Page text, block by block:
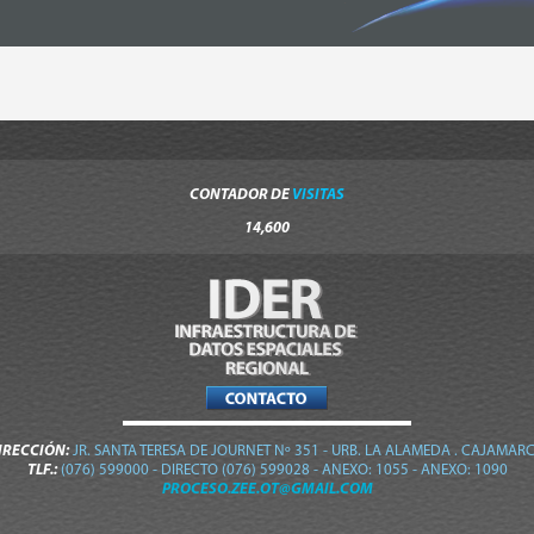
CONTADOR DE VISITAS
14,600
JR. SANTA TERESA DE JOURNET Nº 351 - URB. LA ALAMEDA .
TLF.:(076) 599000 - DIRECTO (076) 599028 - ANEXO: 1055 - ANEXO: 1090
PROCESO.ZEE.OT@GMAIL.COM